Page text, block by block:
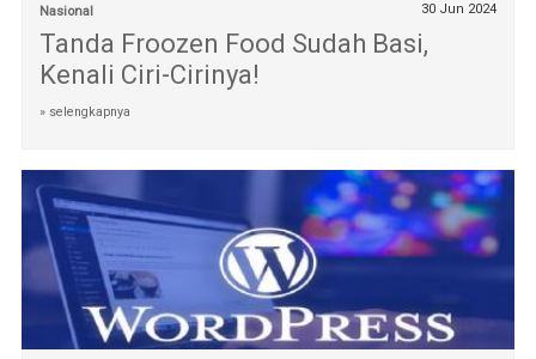
Nasional 30 Jun 2024
Tanda Froozen Food Sudah Basi,
Kenali Ciri-Cirinya!
» selengkapnya